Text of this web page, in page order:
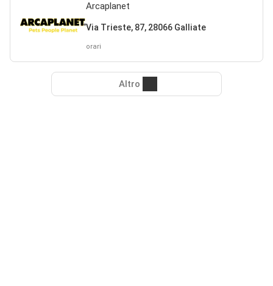
Arcaplanet
Via Trieste, 87, 28066 Galliate
orari
Altro